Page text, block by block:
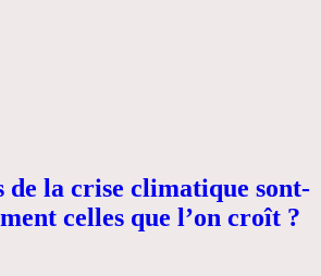
de la crise climatique sont-
celles que l’on croît ?